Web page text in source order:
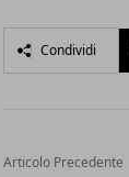
Condividi
Articolo Precedente